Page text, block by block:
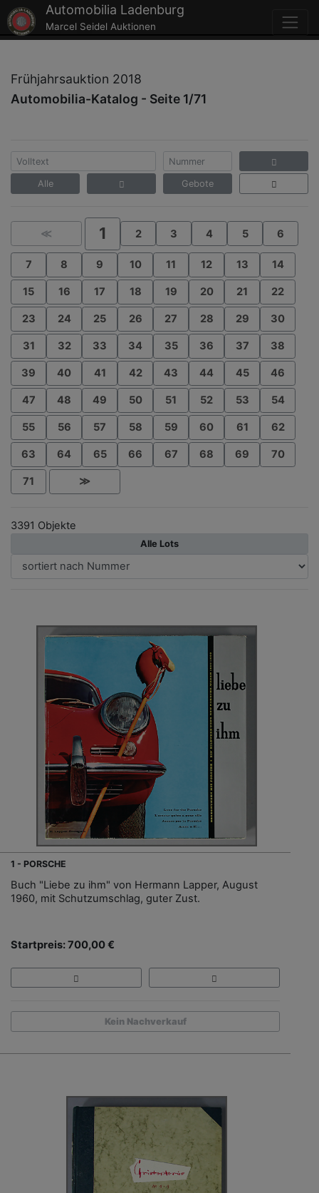
Automobilia Ladenburg
Marcel Seidel Auktionen
Frühjahrsauktion 2018
Automobilia-Katalog - Seite 1/71
Alle Gebote
≪ 1 2 3 4 5 6
7 8 9 10 11 12 13 14
15 16 17 18 19 20 21 22
23 24 25 26 27 28 29 30
31 32 33 34 35 36 37 38
39 40 41 42 43 44 45 46
47 48 49 50 51 52 53 54
55 56 57 58 59 60 61 62
63 64 65 66 67 68 69 70
71 ≫
3391 Objekte
Alle Lots
1 - PORSCHE
Buch "Liebe zu ihm" von Hermann Lapper, August
1960, mit Schutzumschlag, guter Zust.
Startpreis: 700,00 €
Kein Nachverkauf